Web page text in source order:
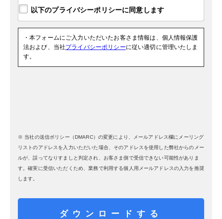
・本フォームにご入力いただいたお客さま情報は、個人情報保護
法および、当社プライバシーポリシーに従い適切に管理いたしま
す。
※ 当社の送信ポリシー（DMARC）の変更により、メールアドレス欄にメーリング
リストのアドレスを入力いただいた場合、そのアドレスを使用した弊社からのメー
ルが、誤ってなりすましと判定され、お客さま側で受信できない可能性がありま
す。確実に受信いただくため、業務で利用する個人用メールアドレスの入力を推奨
します。
ダウンロードする